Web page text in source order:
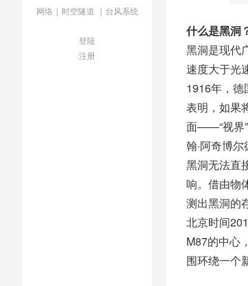
网络 | 时空隧道 | 台风系统
登陆
注册
什么是黑洞
黑洞是现代
速度大于光
1916年，德
表明，如果
面——“视界”
翰·阿奇博尔
黑洞无法直
响。借由物
测出黑洞的
北京时间
M87的中心
围环绕一个